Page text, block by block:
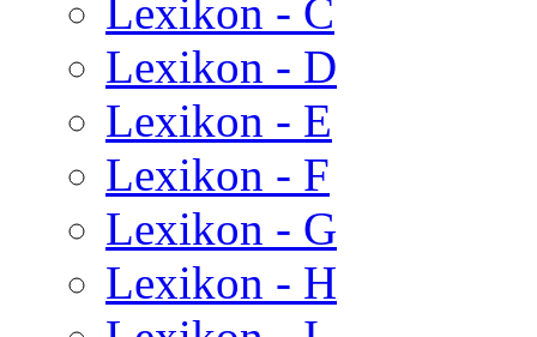
Lexikon - C
Lexikon - D
Lexikon - E
Lexikon - F
Lexikon - G
Lexikon - H